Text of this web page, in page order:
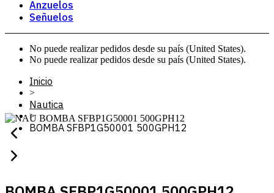
Anzuelos
Señuelos
No puede realizar pedidos desde su país (United States).
No puede realizar pedidos desde su país (United States).
Inicio
>
Nautica
>
BOMBA SFBP1G50001 500GPH12